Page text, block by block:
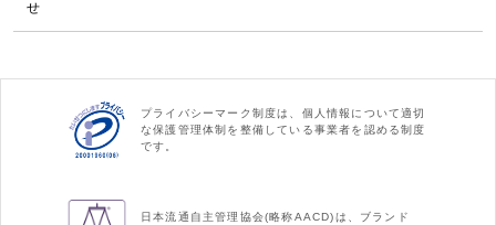
せ
プライバシーマーク制度は、個人情報について適切
な保護管理体制を整備している事業者を認める制度
です。
日本流通自主管理協会(略称AACD)は、ブランド